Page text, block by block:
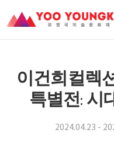
이건희컬렉
특별전: 시
2024.04.23 -